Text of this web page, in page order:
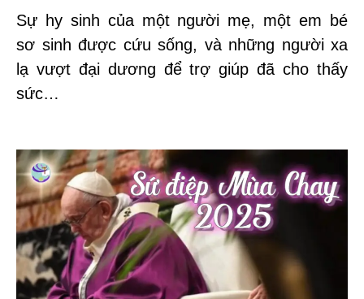
Sự hy sinh của một người mẹ, một em bé
sơ sinh được cứu sống, và những người xa
lạ vượt đại dương để trợ giúp đã cho thấy
sức…